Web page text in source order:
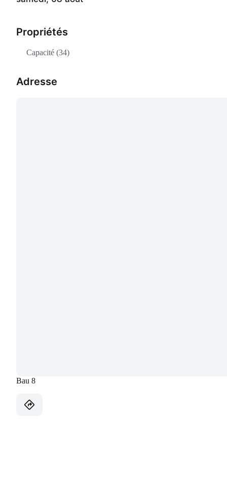
Propriétés
Capacité (34)
Adresse
Bau 8